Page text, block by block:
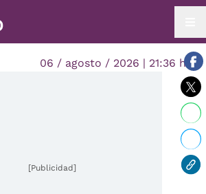
06 / agosto / 2026 | 21:36 hrs.
[Publicidad]